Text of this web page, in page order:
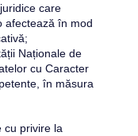
care
afectează în mod
Naționale de
cu Caracter
în măsura
cu privire la